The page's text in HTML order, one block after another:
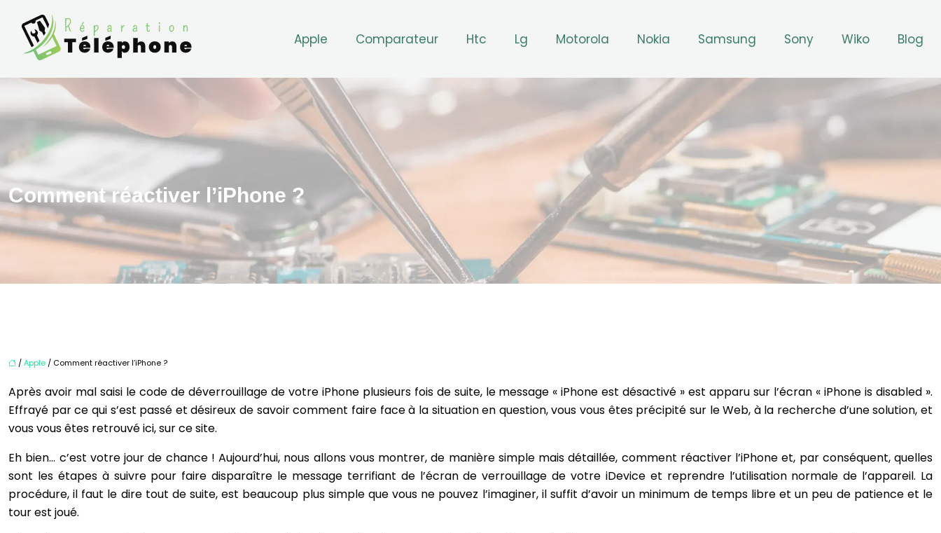
Apple Comparateur Htc Lg Motorola Nokia Samsung Sony Wiko Blog
Comment réactiver l’iPhone ?
/Apple / Comment réactiver l’iPhone ?
Après avoir mal saisi le code de déverrouillage de votre iPhone plusieurs fois de suite, le message « iPhone est désactivé » est apparu sur l’écran « iPhone is disabled ».
Effrayé par ce qui s’est passé et désireux de savoir comment faire face à la situation en question, vous vous êtes précipité sur le Web, à la recherche d’une solution, et
vous vous êtes retrouvé ici, sur ce site.
Eh bien… c’est votre jour de chance ! Aujourd’hui, nous allons vous montrer, de manière simple mais détaillée, comment réactiver l’iPhone et, par conséquent, quelles
sont les étapes à suivre pour faire disparaître le message terrifiant de l’écran de verrouillage de votre iDevice et reprendre l’utilisation normale de l’appareil. La
procédure, il faut le dire tout de suite, est beaucoup plus simple que vous ne pouvez l’imaginer, il suffit d’avoir un minimum de temps libre et un peu de patience et le
tour est joué.